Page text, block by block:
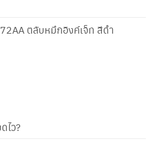
ตลับหมึกอิงค์เจ็ท สีดำ
ไว?